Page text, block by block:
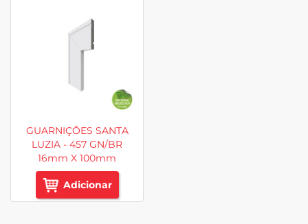
GUARNIÇÕES SANTA
LUZIA - 457 GN/BR
16mm X 100mm
Adicionar